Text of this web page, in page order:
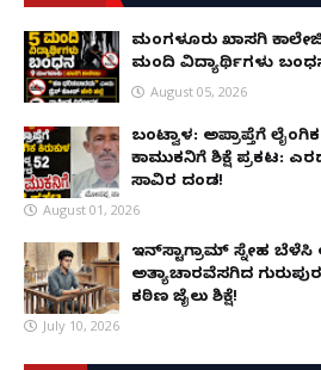
ಮಂಗಳೂರು ಖಾಸಗಿ
ಮಂದಿ ವಿದ್ಯಾರ್ಥಿಗಳು
August 05, 2026
ಬಂಟ್ವಾಳ: ಅಪ್ರಾಪ್ತೆಗೆ
ಕಾಮುಕನಿಗೆ ಶಿಕ್ಷೆ ಪ್ರಕಟ:
ಸಾವಿರ ದಂಡ!
August 01, 2026
ಇನ್‌ಸ್ಟಾಗ್ರಾಮ್ ಸ್ನೇಹ
ಅತ್ಯಾಚಾರವೆಸಗಿದ
ಕಠಿಣ ಜೈಲು ಶಿಕ್ಷೆ!
July 10, 2026